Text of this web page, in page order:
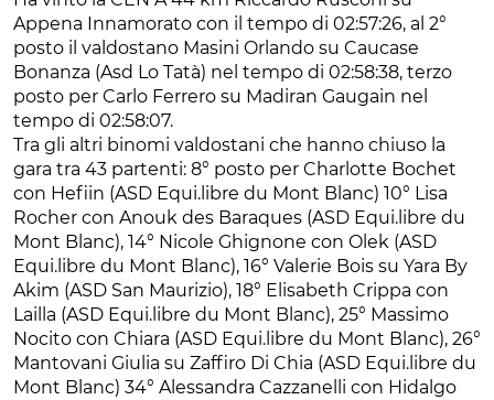
Appena Innamorato con il tempo di 02:57:26, al 2°
posto il valdostano Masini Orlando su Caucase
Bonanza (Asd Lo Tatà) nel tempo di 02:58:38, terzo
posto per Carlo Ferrero su Madiran Gaugain nel
tempo di 02:58:07.
Tra gli altri binomi valdostani che hanno chiuso la
gara tra 43 partenti: 8° posto per Charlotte Bochet
con Hefiin (ASD Equi.libre du Mont Blanc) 10° Lisa
Rocher con Anouk des Baraques (ASD Equi.libre du
Mont Blanc), 14° Nicole Ghignone con Olek (ASD
Equi.libre du Mont Blanc), 16° Valerie Bois su Yara By
Akim (ASD San Maurizio), 18° Elisabeth Crippa con
Lailla (ASD Equi.libre du Mont Blanc), 25° Massimo
Nocito con Chiara (ASD Equi.libre du Mont Blanc), 26°
Mantovani Giulia su Zaffiro Di Chia (ASD Equi.libre du
Mont Blanc) 34° Alessandra Cazzanelli con Hidalgo